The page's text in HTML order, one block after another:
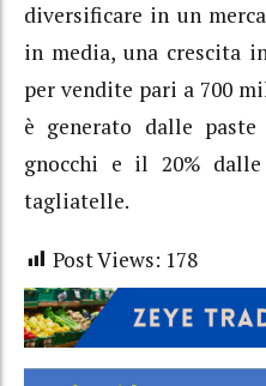
diversificare in un
in media, una crescita
per vendite pari a 700
è generato dalle
gnocchi e il 20%
tagliatelle.
Post Views: 178